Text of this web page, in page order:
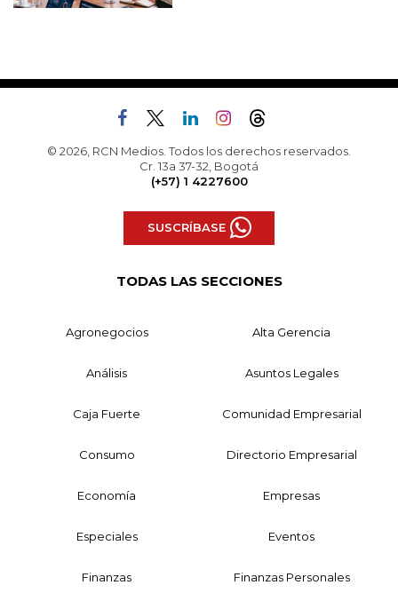
© 2026, RCN Medios. Todos los derechos reservados.
Cr. 13a 37-32, Bogotá
(+57) 1 4227600
SUSCRÍBASE
TODAS LAS SECCIONES
Agronegocios Alta Gerencia
Análisis Asuntos Legales
Caja Fuerte Comunidad Empresarial
Consumo Directorio Empresarial
Economía Empresas
Especiales Eventos
Finanzas Finanzas Personales